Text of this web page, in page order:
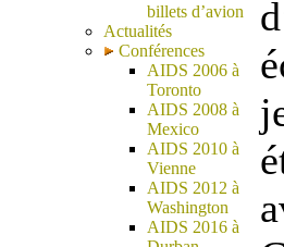
billets d’avion
Actualités
Conférences
AIDS 2006 à
Toronto
AIDS 2008 à
Mexico
AIDS 2010 à
Vienne
AIDS 2012 à
Washington
AIDS 2016 à